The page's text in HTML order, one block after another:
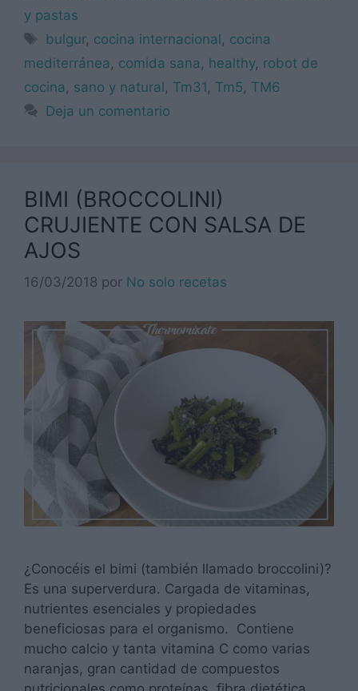
y pastas
Etiquetas
bulgur, cocina internacional, cocina
mediterránea , comida sana , healthy, robot de
cocina , sano y natural, Tm31, Tm5, TM6
Deja un comentario
BIMI (BROCCOLINI)
CRUJIENTE CON SALSA DE
AJOS
16/03/2018 por No solo recetas
¿Conocéis el bimi (también llamado broccolini)?
Es una superverdura. Cargada de vitaminas,
nutrientes esenciales y propiedades
beneficiosas para el organismo. Contiene
mucho calcio y tanta vitamina C como varias
naranjas, gran cantidad de compuestos